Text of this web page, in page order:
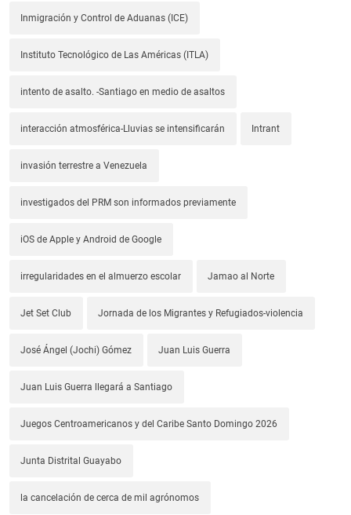
Inmigración y Control de Aduanas (ICE)
Instituto Tecnológico de Las Américas (ITLA)
intento de asalto. -Santiago en medio de asaltos
interacción atmosférica-Lluvias se intensificarán Intrant
invasión terrestre a Venezuela
investigados del PRM son informados previamente
iOS de Apple y Android de Google
irregularidades en el almuerzo escolar Jamao al Norte
Jet Set Club Jornada de los Migrantes y Refugiados-violencia
José Ángel (Jochi) Gómez Juan Luis Guerra
Juan Luis Guerra llegará a Santiago
Juegos Centroamericanos y del Caribe Santo Domingo 2026
Junta Distrital Guayabo
la cancelación de cerca de mil agrónomos